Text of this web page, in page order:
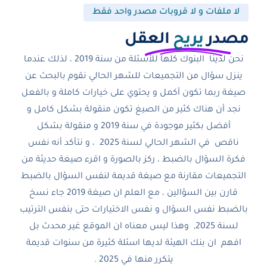
لا ملفات و لا قروبات مصدر واحد فقط
مصدريريح العقل
نحن لدينا البنوك كلها للأسئلة من سنة 2019 ، لذلك عندما
ينزل سؤال من التجميعات للشهر الحالي نقوم بالبحث عن
صيغة ربما تكون أكمل و يحتوي على خيارات كاملة و بالفعل
نجد أن هناك كثير من الصيغ تكون منقولة بشكل كامل و
أفضل بكثير موجودة في سنة 2019 و منقولة بشكل
ناقص في الشهر الحالي لسنة 2025 ، و نتأكد أنه نفس
فكرة السؤال بالضبط ، ركز بالصورة و اقرء صيغة حديثة من
التجميعات مقارنة مع صيغة قديمة لنفس السؤال بالضبط
قارن بين السؤالين ، مع العلم ان صيغة 2019 جاء نسخ
بالضبط نفس السؤال و نفس الاختيارات حتى بنفس الترتيب
لسنة 2025, وهذا ليس معناه ان الموقع غير محدث بل
افهم ان بنك الهيئة لديها اسئلة كثيرة من سنوات قديمة
يتكرر منها في 2025 .